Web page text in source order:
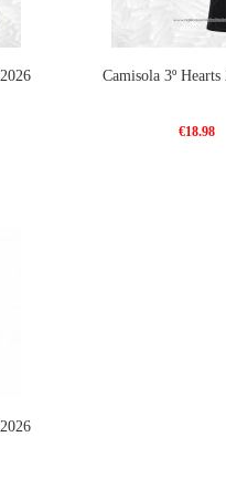
Camisola 3º
€18.98